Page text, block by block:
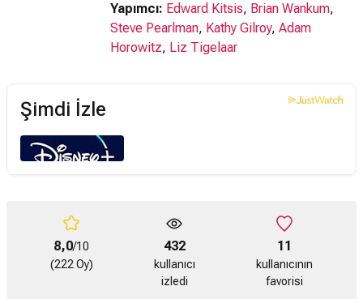
Yapımcı: Edward Kitsis, Brian Wankum,
Steve Pearlman, Kathy Gilroy, Adam
Horowitz, Liz Tigelaar
Şimdi İzle
8,0/10
(222 Oy)
432
kullanıcı
izledi
11
kullanıcının
favorisi